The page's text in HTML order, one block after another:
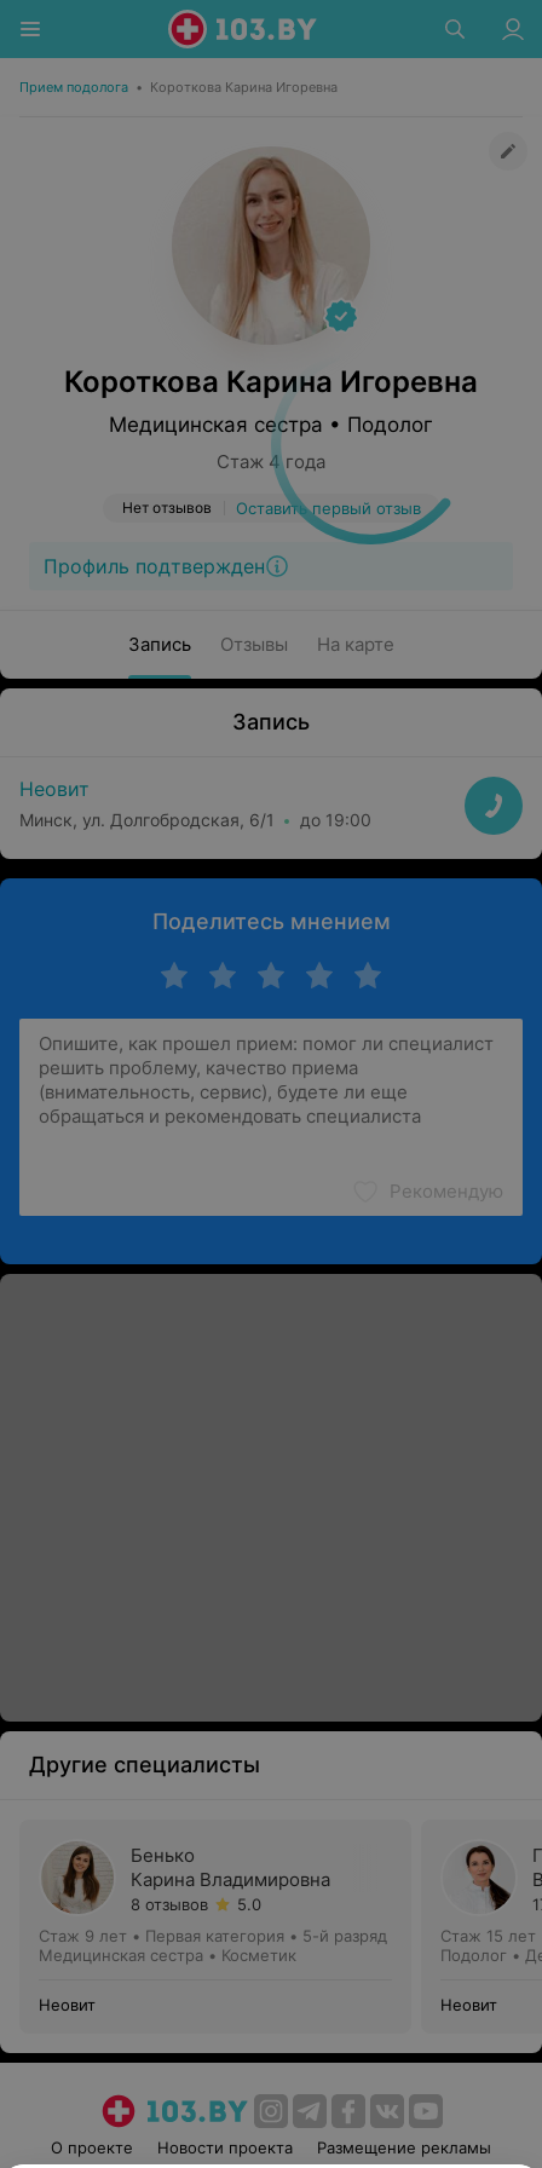
Прием подолога • Короткова Карина Игоревна
Короткова Карина Игоревна
Медицинская сестра • Подолог
Стаж 4 года
Нет отзывов Оставить первый отзыв
Профиль подтвержден
Запись Отзывы На карте
Запись
Неовит
Минск, ул. Долгобродская, 6/1 до 19:00
Поделитесь мнением
Рекомендую
Другие специалисты
Бенько
Карина Владимировна
8 отзывов
5.0
Стаж 9 лет • Первая категория • 5-й разряд
Медицинская сестра • Косметик
Неовит
Стаж 15 лет
Подолог •
Неовит
О проекте Новости проекта Размещение рекламы